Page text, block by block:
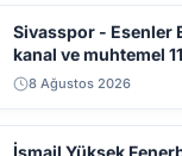
Sivasspor - Esenler
kanal ve muhtemel
8 Ağustos 2026
İsmail Yüksek